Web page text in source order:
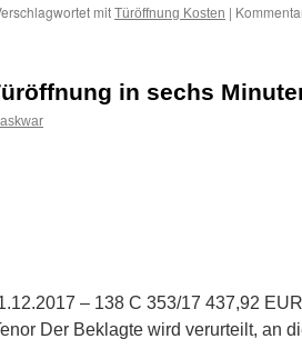
mit Türöffnung Kosten |
in sechs
– 138 C 353/17 437,92
Der Beklagte wird verurteilt, an